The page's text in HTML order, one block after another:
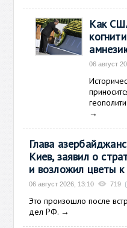
Как
06 август
→
Глава
Киев, заявил о
и возложил цветы
06 август 2026, 13:10 719
Это произошло после
дел РФ. →